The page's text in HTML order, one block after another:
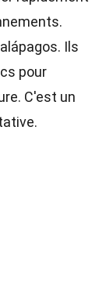
Ils
pour
C'est un